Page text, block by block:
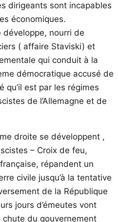
dirigeants sont incapables
économiques.
développe, nourri de
( affaire Staviski) et
qui conduit à la
démocratique accusé de
qu’il est par les régimes
de l’Allemagne et de
droite se développent ,
– Croix de feu,
répandent un
civile jusqu’à la tentative
de la République
jours d’émeutes vont
du gouvernement